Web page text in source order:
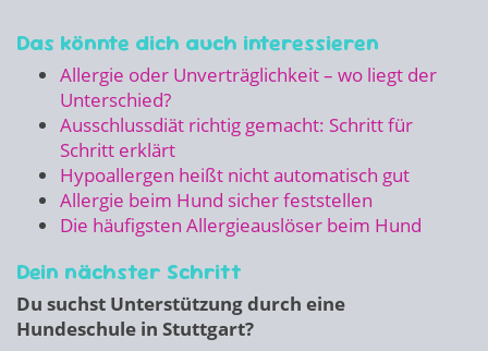
Das könnte dich auch interessieren
Allergie oder Unverträglichkeit – wo liegt der
Unterschied?
Ausschlussdiät richtig gemacht: Schritt für
Schritt erklärt
Hypoallergen heißt nicht automatisch gut
Allergie beim Hund sicher feststellen
Die häufigsten Allergieauslöser beim Hund
Dein nächster Schritt
Du suchst Unterstützung durch eine
Hundeschule in Stuttgart?